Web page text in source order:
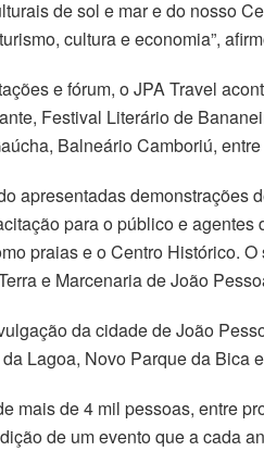
de sol e mar e do nosso
cultura e economia”,
e fórum, o JPA Travel
Festival Literário de
Balneário Camboriú, entre
apresentadas demonstrações
para o público e
praias e o Centro Histórico.
e Marcenaria de João
da cidade de João
Lagoa, Novo Parque da Bica
mais de 4 mil pessoas, entre
de um evento que a cada